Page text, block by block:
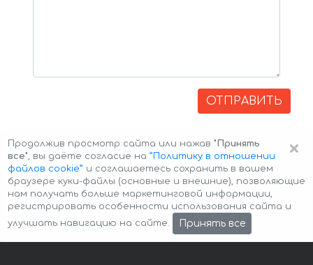
ОТПРАВИТЬ
Авторские права © 2026 Авто-Аренда Cookie Policy
×
Продолжив просмотр сайта или нажав "Принять
все", вы даёте согласие на ”Политику в отношении
файлов cookie” и соглашаетесь сохранить в вашем
браузере куки-файлы (основные и внешние), позволяющие
нам получать больше маркетинговой информации,
регистрировать особенности использования сайта и
улучшать навигацию на сайте.
Принять все